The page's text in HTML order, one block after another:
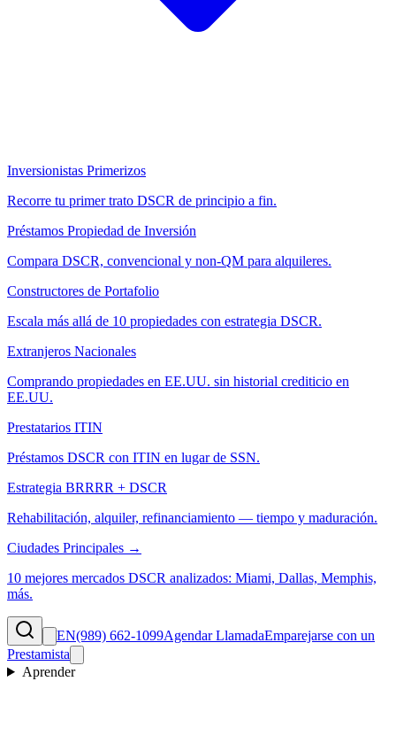
Inversionistas Primerizos
Recorre tu primer trato DSCR de principio a fin.
Préstamos Propiedad de Inversión
Compara DSCR, convencional y non-QM para alquileres.
Constructores de Portafolio
Escala más allá de 10 propiedades con estrategia DSCR.
Extranjeros Nacionales
Comprando propiedades en EE.UU. sin historial crediticio en
EE.UU.
Prestatarios ITIN
Préstamos DSCR con ITIN en lugar de SSN.
Estrategia BRRRR + DSCR
Rehabilitación, alquiler, refinanciamiento — tiempo y maduración.
Ciudades Principales →
10 mejores mercados DSCR analizados: Miami, Dallas, Memphis,
más.
EN(989) 662-1099Agendar LlamadaEmparejarse con un
Prestamista
Aprender